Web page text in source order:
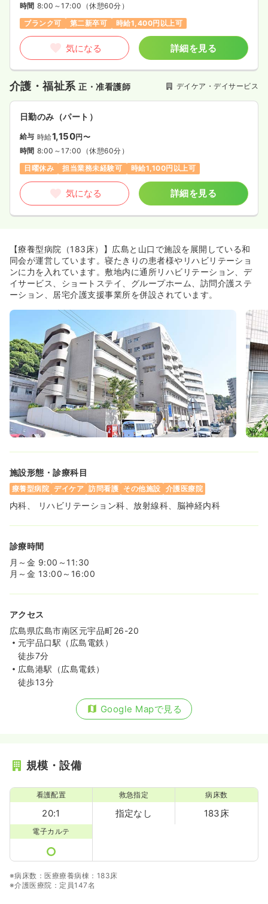
時間 8:00～17:00 （休憩60分）
ブランク可
第二新卒可 時給1,400円以上可
気になる 詳細を見る
介護・福祉系正・准看護師 デイケア・デイサービス
日勤のみ（パート）
給与 時給1,150円〜
時間 8:00～17:00 （休憩60分）
日曜休み
担当業務未経験可 時給1,100円以上可
気になる 詳細を見る
【療養型病院（183床）】広島と山口で施設を展開している和
同会が運営しています。寝たきりの患者様やリハビリテーショ
ンに力を入れています。敷地内に通所リハビリテーション、デ
イサービス、ショートステイ、グループホーム、訪問介護ステ
ーション、居宅介護支援事業所を併設されています。
施設形態・診療科目
療養型病院 デイケア 訪問看護 その他施設 介護医療院
内科、 リハビリテーション科、放射線科、脳神経内科
診療時間
月～金 9:00～11:30
月～金 13:00～16:00
アクセス
広島県広島市南区元宇品町26-20
元宇品口駅（広島電鉄）
徒歩7分
広島港駅（広島電鉄）
徒歩13分
Google Mapで見る
規模・設備
看護配置
20:1
救急指定
指定なし
病床数
183床
電子カルテ
※病床数：医療療養病棟：183床
※介護医療院：定員147名